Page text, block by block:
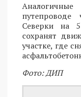
Северки на
сохранят
участке, где
Фото: ДИП